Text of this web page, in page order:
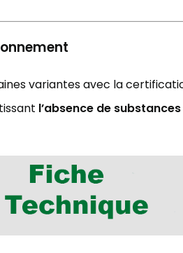
variantes avec la
l’absence de